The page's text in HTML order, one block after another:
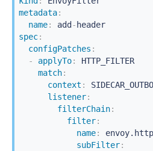
metadata:
name: add -
header
spec:
configPatches :
-
applyTo:
HTTP_FILTER
match:
context :
listener:
filterChain:
filter:
name:
subFilter: